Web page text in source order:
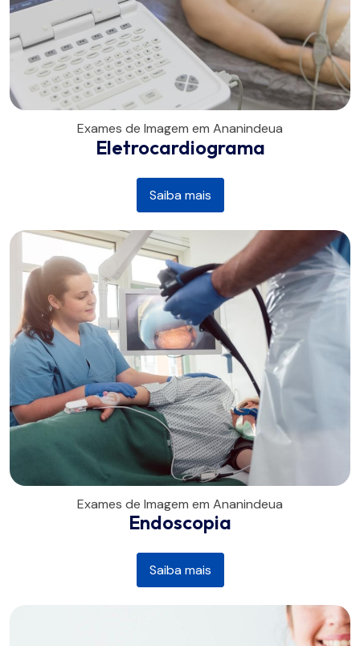
Exames de Imagem em Ananindeua
Eletrocardiograma
Saiba mais
Exames de Imagem em Ananindeua
Endoscopia
Saiba mais